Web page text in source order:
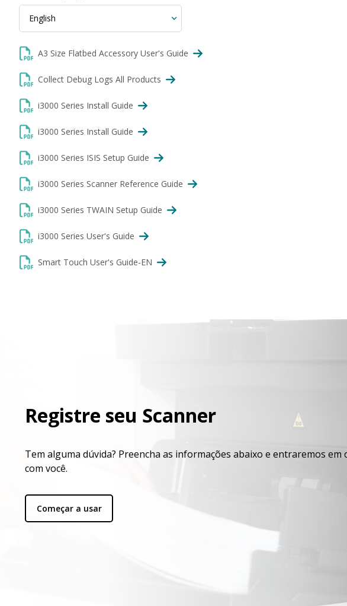
A3 Size Flatbed Accessory User's Guide
Collect Debug Logs All Products
i3000 Series Install Guide
i3000 Series Install Guide
i3000 Series ISIS Setup Guide
i3000 Series Scanner Reference Guide
i3000 Series TWAIN Setup Guide
i3000 Series User's Guide
Smart Touch User's Guide-EN
Registre seu Scanner
Tem alguma dúvida? Preencha as informações abaixo e entraremos em
com você.
Começar a usar